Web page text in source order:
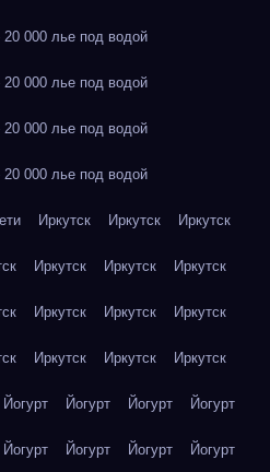
000 лье под водой
000 лье под водой
000 лье под водой
000 лье под водой
Иркутск Иркутск Иркутск
Иркутск Иркутск Иркутск
Иркутск Иркутск Иркутск
Иркутск Иркутск Иркутск
Йогурт Йогурт Йогурт Йогурт
Йогурт Йогурт Йогурт Йогурт